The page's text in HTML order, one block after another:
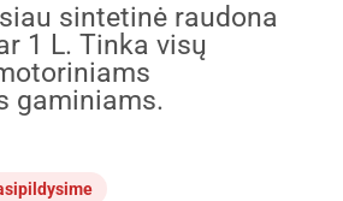
sintetinė raudona
1 L. Tinka visų
gaminiams.